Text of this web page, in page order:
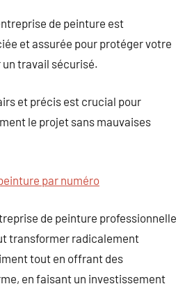
de peinture est
et assurée pour protéger votre
travail sécurisé.
et précis est crucial pour
le projet sans mauvaises
par numéro
de peinture professionnelle
transformer radicalement
tout en offrant des
en faisant un investissement